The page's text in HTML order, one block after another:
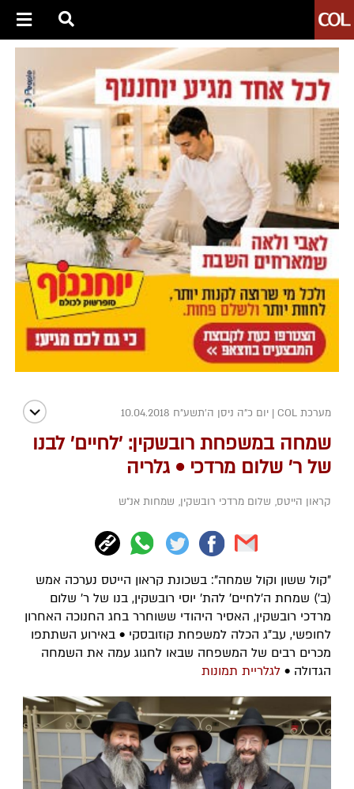
מערכת COL | יום כ"ה ניסן ה׳תשע״ח 10.04.2018
שמחה במשפחת רובשקין: 'לחיים' לבנו
של ר' שלום מרדכי • גלריה
קראון הייטס, שלום מרדכי רובשקין, שמחות אנ"ש
"קול ששון וקול שמחה": בשכונת קראון הייטס נערכה אמש
(ב') שמחת ה'לחיים' להת' יוסי רובשקין, בנו של ר' שלום
מרדכי רובשקין, האסיר היהודי ששוחרר בחג החנוכה האחרון
לחופשי, עב"ג הכלה למשפחת קוזובסקי • באירוע השתתפו
מכרים רבים של המשפחה שבאו לחגוג עמה את השמחה
הגדולה • לגלריית תמונות